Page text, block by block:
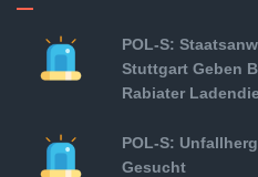
POL-S:
Stuttgart Geben
Rabiater
POL-S:
Gesucht